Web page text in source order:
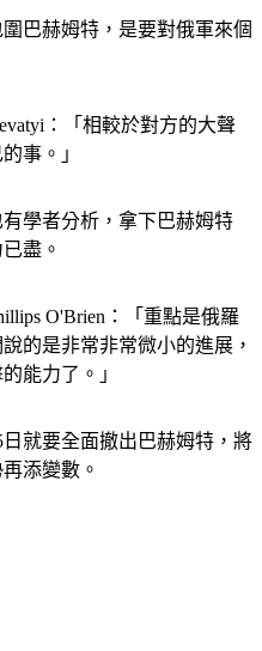
巴赫姆特，是要對俄軍來個
：「相較於對方的大聲
事。」
學者分析，拿下巴赫姆特
盡。
O'Brien：「重點是俄羅
的是非常非常微小的進展，
能力了。」
就要全面撤出巴赫姆特，將
添變數。